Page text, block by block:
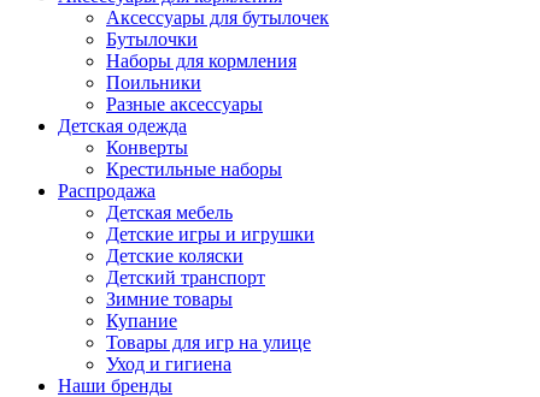
Аксессуары для бутылочек
Бутылочки
Наборы для кормления
Поильники
Разные аксессуары
Детская одежда
Конверты
Крестильные наборы
Распродажа
Детская мебель
Детские игры и игрушки
Детские коляски
Детский транспорт
Зимние товары
Купание
Товары для игр на улице
Уход и гигиена
Наши бренды